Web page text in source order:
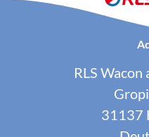
RLS
31137